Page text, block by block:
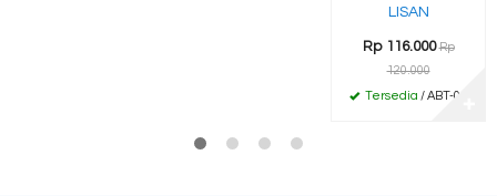
LISAN
Rp 116.000 Rp
120.000
Tersedia / ABT-01